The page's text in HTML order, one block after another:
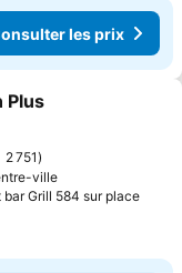
les prix
favoris
Plus
2 751
ville
bar Grill 584 sur place